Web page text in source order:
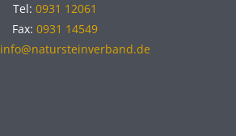
Tel: 0931 12061
Fax: 0931 14549
info@natursteinverband.de